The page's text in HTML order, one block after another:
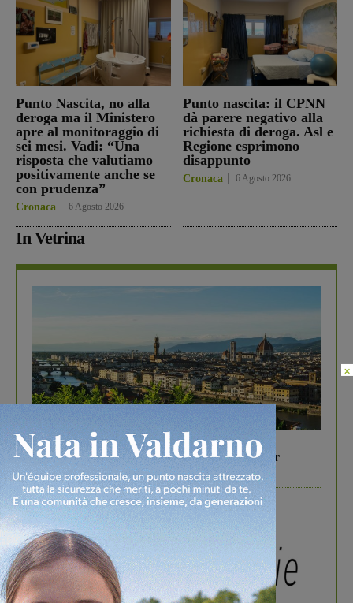
Punto Nascita, no alla
deroga ma il Ministero
apre al monitoraggio di
sei mesi. Vadi: “Una
risposta che valutiamo
positivamente anche se
con prudenza”
Cronaca 6 Agosto 2026
Punto nascita: il CPNN
dà parere negativo alla
richiesta di deroga. Asl e
Regione esprimono
disappunto
Cronaca 6 Agosto 2026
In Vetrina
In vetrina 6 Agosto 2026
Gita di famiglia a Firenze: 5 idee per far
divertire i tuoi figli
×